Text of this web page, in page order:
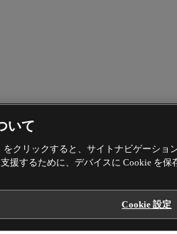
いて
をクリックすると、サイトナビゲーシ
援するために、デバイスに Cookie を
Cookie 設定